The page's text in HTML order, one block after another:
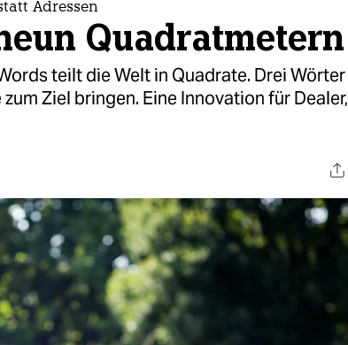
Adressen
Quadratmetern
teilt die Welt in Quadrate. Drei Wörter
Ziel bringen. Eine Innovation für Dealer,